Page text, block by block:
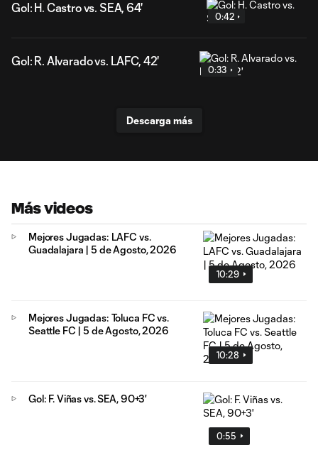
Gol: H. Castro vs. SEA, 64'
0:42
Gol: R. Alvarado vs. LAFC, 42'
0:33
Descarga más
Más videos
10:29
Mejores Jugadas: LAFC vs.
Guadalajara | 5 de Agosto, 2026
10:28
Mejores Jugadas: Toluca FC vs.
Seattle FC | 5 de Agosto, 2026
0:55
Gol: F. Viñas vs. SEA, 90+3'